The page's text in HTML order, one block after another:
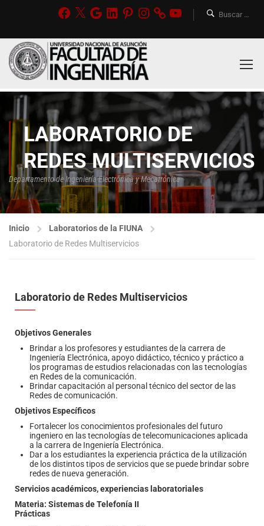
LABORATORIO DE
REDES MULTISERVICIOS
Departamento de Ingeniería Electrónica y Mecatrónica
Inicio
Laboratorios de la FIUNA
Laboratorio de Redes Multiservicios
Laboratorio de Redes Multiservicios
Objetivos Generales
Brindar a los profesores y estudiantes de la carrera de
Ingeniería Electrónica, apoyo didáctico, técnico y práctico a
los programas de estudios relacionadas con las tecnologías
en Redes de la comunicación.
Brindar capacitación al personal técnico del sector de las
Redes de comunicación.
Objetivos Específicos
Fortalecer los conocimientos profesionales del futuro
ingeniero en las tecnologías de telecomunicaciones aplicada
a la carrera de Ingeniería Electrónica.
Dar a los estudiantes la experiencia práctica de la utilización
de los distintos tipos de servicios que se puede brindar sobre
redes de nueva generación.
Servicios académicos, experiencias laboratoriales
Materia: Sistemas de Telefonía II
Prácticas